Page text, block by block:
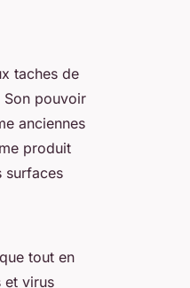
taches de
Son pouvoir
anciennes
produit
surfaces
tout en
et virus